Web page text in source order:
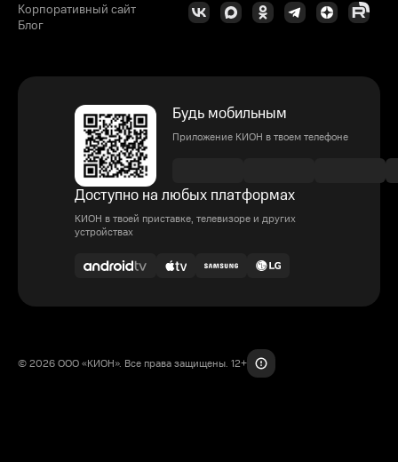
Корпоративный сайт
Блог
Будь мобильным
Приложение КИОН в твоем телефоне
Доступно на любых платформах
КИОН в твоей приставке, телевизоре и других
устройствах
© 2026 ООО «КИОН». Все права защищены. 12+